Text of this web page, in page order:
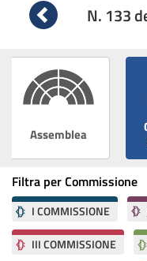
133 N. 133
Vai
alla
precedente
Assemblea
Filtra per Commissione
I COMMISSIONE
III COMMISSIONE